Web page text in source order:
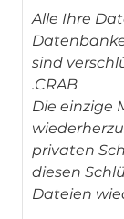
Alle Ihre
sind
.CRAB
Die einzige
privaten
diesen
Dateien